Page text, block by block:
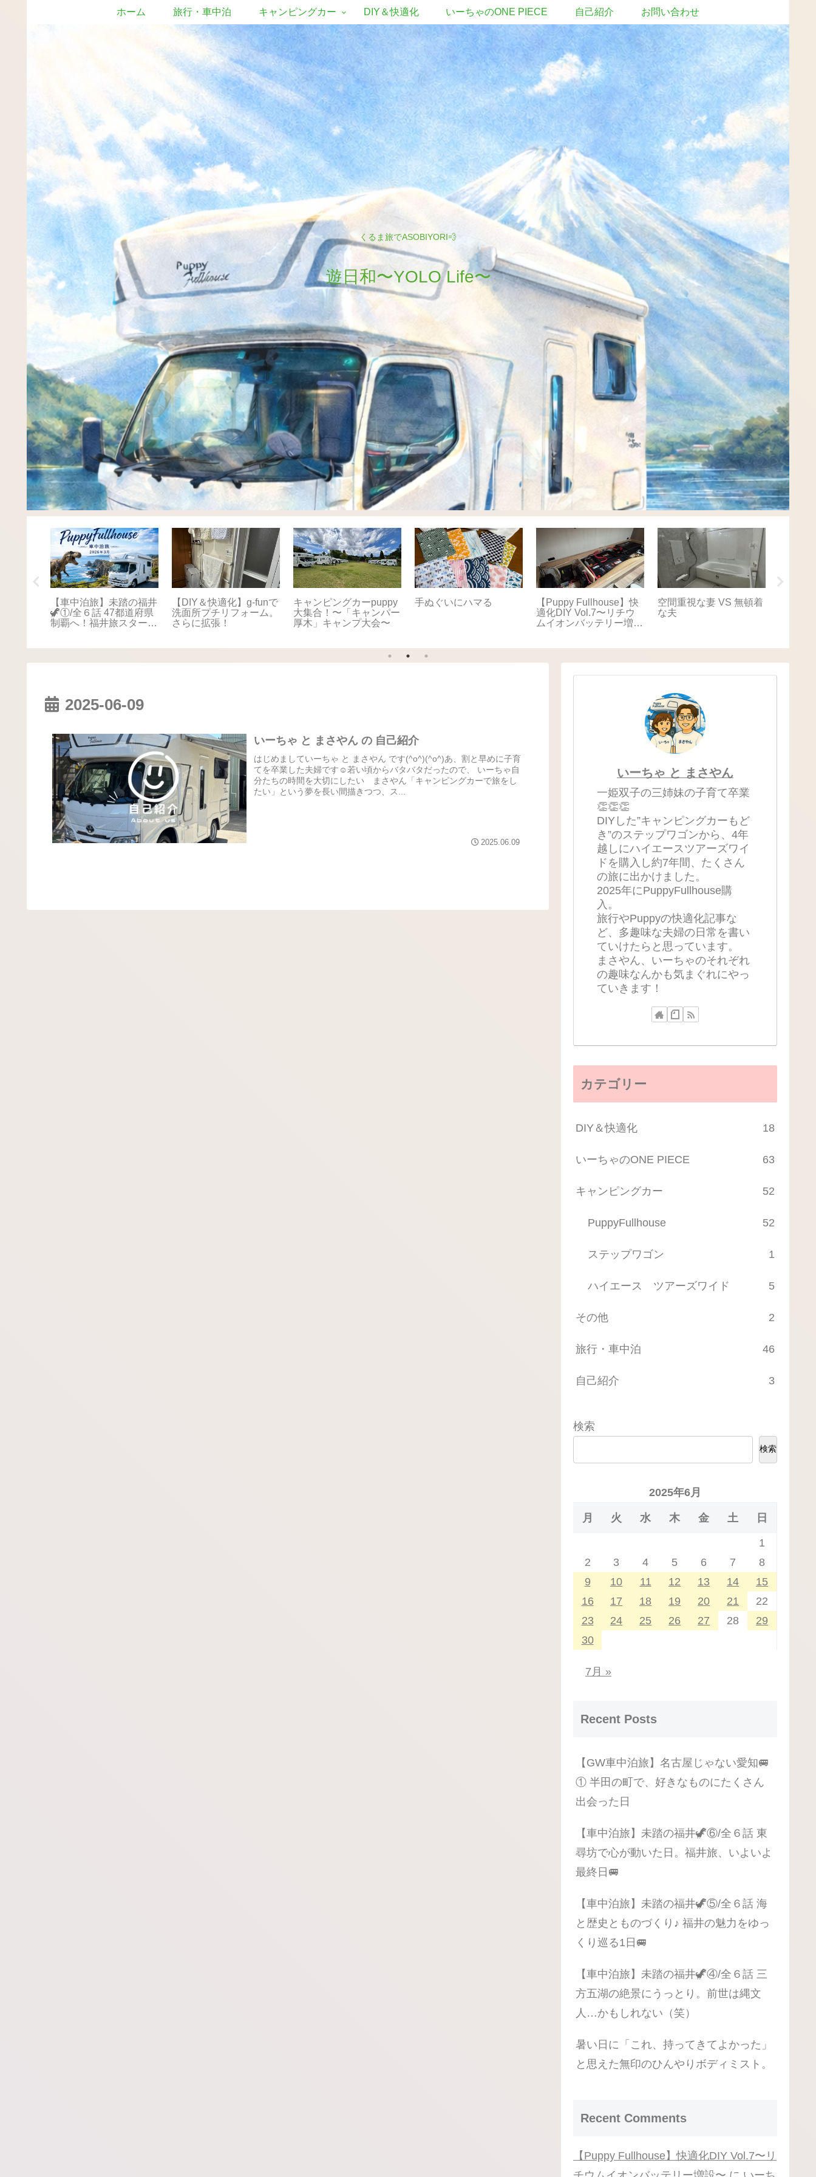
くるま旅でASOBIYORI💨
遊日和〜YOLO Life〜
ホーム 旅行・車中泊 キャンピングカー DIY＆快適化 いーちゃのONE PIECE 自己紹介 お問い合わせ
【車中泊旅】未踏の福井
🦖①/全６話 47都道府県
制覇へ！福井旅スタート
【DIY＆快適化】g-funで
洗面所プチリフォーム。
さらに拡張！
キャンピングカーpuppy
大集合！〜「キャンパー
厚木」キャンプ大会〜
手ぬぐいにハマる
【Puppy Fullhouse】快
適化DIY Vol.7〜リチウ
ムイオンバッテリー増
空間重視な妻 VS 無頓着
な夫
2025-06-09
いーちゃ と まさやん の 自己紹介
はじめましていーちゃ と まさやん です(^o^)(^o^)あ、割と早めに子育
てを卒業した夫婦です☺︎若い頃からバタバタだったので、 いーちゃ自
分たちの時間を大切にしたい まさやん「キャンピングカーで旅をし
たい」という夢を長い間描きつつ、ス...
2025.06.09
いーちゃ と まさやん
一姫双子の三姉妹の子育て卒業
👏👏👏
DIYした”キャンピングカーもど
き”のステップワゴンから、4年
越しにハイエースツアーズワイ
ドを購入し約7年間、たくさん
の旅に出かけました。
2025年にPuppyFullhouse購
入。
旅行やPuppyの快適化記事な
ど、多趣味な夫婦の日常を書い
ていけたらと思っています。
まさやん、いーちゃのそれぞれ
の趣味なんかも気まぐれにやっ
ていきます！
カテゴリー
DIY＆快適化 18
いーちゃのONE PIECE 63
キャンピングカー 52
PuppyFullhouse 52
ステップワゴン 1
ハイエース ツアーズワイド 5
その他 2
旅行・車中泊 46
自己紹介 3
検索
検索
2025年6月
月 火 水 木 金 土 日
1
2
3 4 5 6 7
8
9
10 11 12 13 14
15
16
17 18 19 20 21
22
23
24 25 26 27 28
29
30
7月 »
Recent Posts
【GW車中泊旅】名古屋じゃない愛知🚐
① 半田の町で、好きなものにたくさん
出会った日
【車中泊旅】未踏の福井🦖⑥/全６話 東
尋坊で心が動いた日。福井旅、いよいよ
最終日🚐
【車中泊旅】未踏の福井🦖⑤/全６話 海
と歴史とものづくり♪ 福井の魅力をゆっ
くり巡る1日🚐
【車中泊旅】未踏の福井🦖④/全６話 三
方五湖の絶景にうっとり。前世は縄文
人…かもしれない（笑）
暑い日に「これ、持ってきてよかった」
と思えた無印のひんやりボディミスト。
Recent Comments
【Puppy Fullhouse】快適化DIY Vol.7〜リ